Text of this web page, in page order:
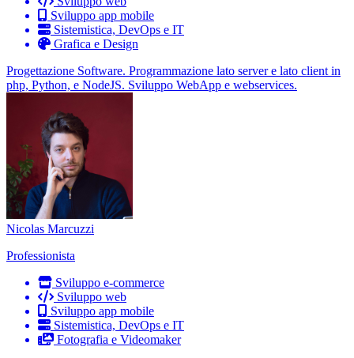
Sviluppo app mobile
Sistemistica, DevOps e IT
Grafica e Design
Progettazione Software. Programmazione lato server e lato client in
php, Python, e NodeJS. Sviluppo WebApp e webservices.
Nicolas Marcuzzi
Professionista
Sviluppo e-commerce
Sviluppo web
Sviluppo app mobile
Sistemistica, DevOps e IT
Fotografia e Videomaker